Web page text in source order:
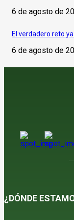
6 de agosto de
El verdadero reto
6 de agosto de
¿DÓNDE